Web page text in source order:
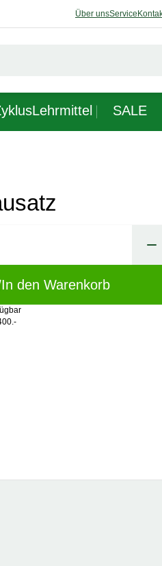
Über unsService
Lehrmittel SALE
In den Warenkorb